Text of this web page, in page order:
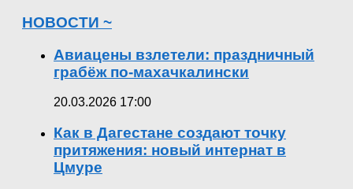
НОВОСТИ ~
Авиацены взлетели: праздничный
грабёж по-махачкалински
20.03.2026 17:00
Как в Дагестане создают точку
притяжения: новый интернат в
Цмуре